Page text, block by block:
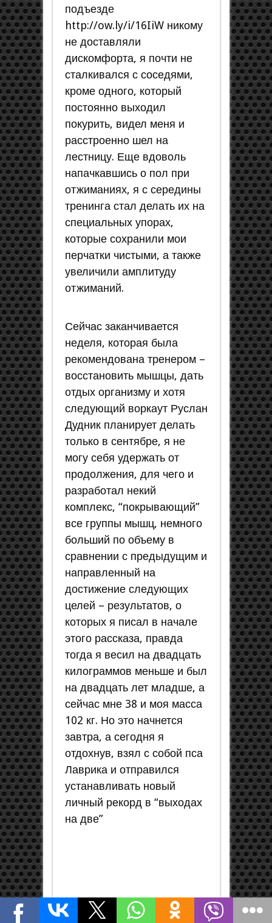
подъезде
http://ow.ly/i/16IiW никому
не доставляли
дискомфорта, я почти не
сталкивался с соседями,
кроме одного, который
постоянно выходил
покурить, видел меня и
расстроенно шел на
лестницу. Еще вдоволь
напачкавшись о пол при
отжиманиях, я с середины
тренинга стал делать их на
специальных упорах,
которые сохранили мои
перчатки чистыми, а также
увеличили амплитуду
отжиманий.
Сейчас заканчивается
неделя, которая была
рекомендована тренером –
восстановить мышцы, дать
отдых организму и хотя
следующий воркаут Руслан
Дудник планирует делать
только в сентябре, я не
могу себя удержать от
продолжения, для чего и
разработал некий
комплекс, “покрывающий”
все группы мышц, немного
больший по объему в
сравнении с предыдущим и
направленный на
достижение следующих
целей – результатов, о
которых я писал в начале
этого рассказа, правда
тогда я весил на двадцать
килограммов меньше и был
на двадцать лет младше, а
сейчас мне 38 и моя масса
102 кг. Но это начнется
завтра, а сегодня я
отдохнув, взял с собой пса
Лаврика и отправился
устанавливать новый
личный рекорд в “выходах
на две”